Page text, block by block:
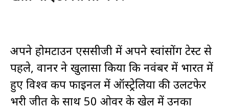
अपने होमटाउन एससीजी में अपने स्वांसोंग टेस्ट से
पहले, वार्नर ने खुलासा किया कि नवंबर में भारत में
हुए विश्व कप फाइनल में ऑस्ट्रेलिया की उलटफेर
भरी जीत के साथ 50 ओवर के खेल में उनका